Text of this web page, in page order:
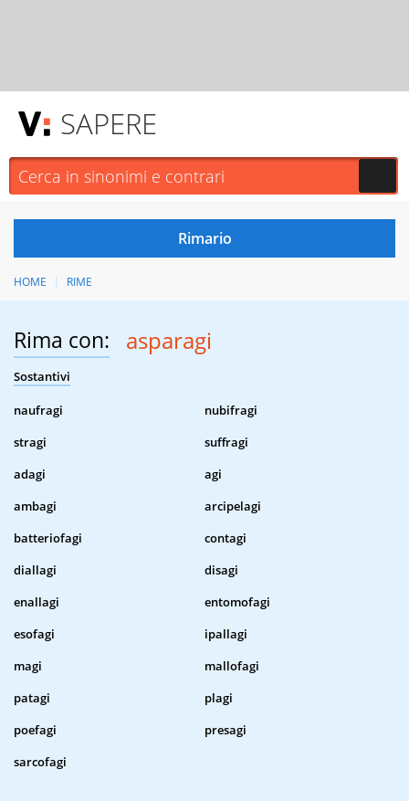
SAPERE
HOME RIME
Rima con: asparagi
Sostantivi
naufragi
nubifragi
stragi
suffragi
adagi
agi
ambagi
arcipelagi
batteriofagi
contagi
diallagi
disagi
enallagi
entomofagi
esofagi
ipallagi
magi
mallofagi
patagi
plagi
poefagi
presagi
sarcofagi